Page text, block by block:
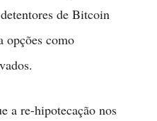
de Bitcoin
opções como
a re-hipotecação nos